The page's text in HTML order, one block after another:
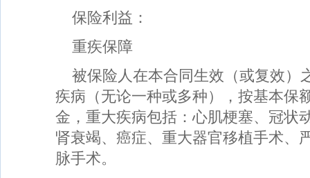
保险利益：
重疾保障
被保险人在本合同生效（或复效）
疾病（无论一种或多种），按基本保
金，重大疾病包括：心肌梗塞、冠状
肾衰竭、癌症、重大器官移植手术、
脉手术。